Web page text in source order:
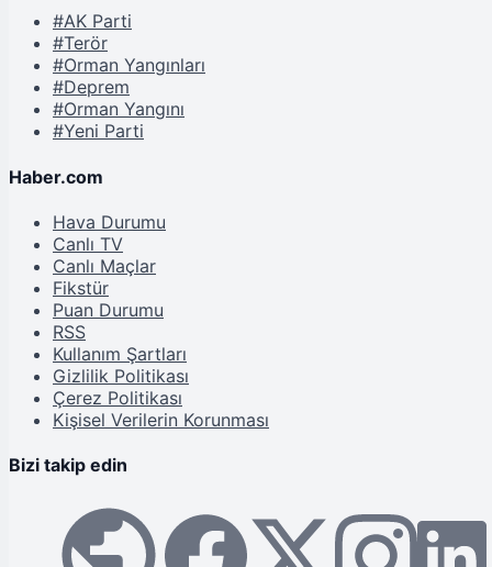
#AK Parti
#Terör
#Orman Yangınları
#Deprem
#Orman Yangını
#Yeni Parti
Haber.com
Hava Durumu
Canlı TV
Canlı Maçlar
Fikstür
Puan Durumu
RSS
Kullanım Şartları
Gizlilik Politikası
Çerez Politikası
Kişisel Verilerin Korunması
Bizi takip edin